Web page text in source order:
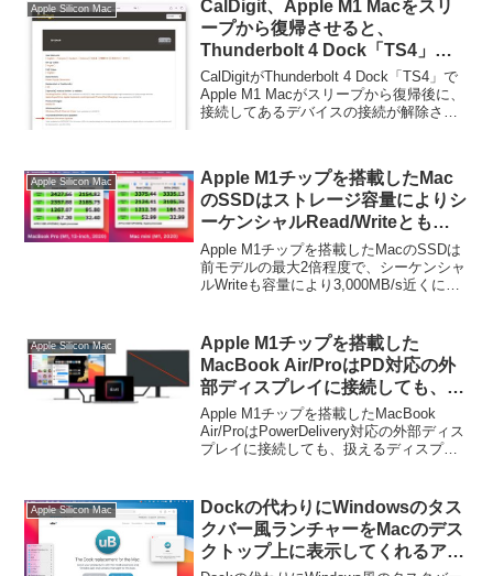
Apple Silicon Mac
CalDigit、Apple M1 Macをスリ
ープから復帰させると、
Thunderbolt 4 Dock「TS4」に
接続されているデバイスが接続解
除されてしまう問題を修正したフ
ァームウェアップデートの提供を
CalDigitがThunderbolt 4 Dock「TS4」で
Apple M1 Macがスリープから復帰後に、
接続してあるデバイスの接続が解除され
Apple Silicon Mac
Apple M1チップを搭載したMac
のSSDはストレージ容量によりシ
ーケンシャルRead/Writeとも
3,000MB/s近くに。
Apple M1チップを搭載したMacのSSDは
前モデルの最大2倍程度で、シーケンシャ
ルWriteも容量により3,000MB/s近くにな
Apple Silicon Mac
Apple M1チップを搭載した
MacBook Air/ProはPD対応の外
部ディスプレイに接続しても、扱
えるディスプレイは1台までのた
め、残りはAirPlayかSidecarで。
Apple M1チップを搭載したMacBook
Air/ProはPowerDelivery対応の外部ディス
プレイに接続しても、扱えるディスプレ
Apple Silicon Mac
Dockの代わりにWindowsのタス
クバー風ランチャーをMacのデス
クトップ上に表示してくれるアプ